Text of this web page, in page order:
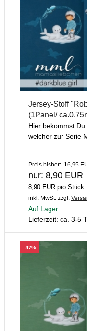
Jersey-Stoff
(1Panel/
Hier bekommst
welcher zur Serie
Preis bisher: 16,95
nur: 8,90 EUR
8,90 EUR pro Stück
inkl. MwSt. zzgl.
Auf Lager
Lieferzeit: ca. 3-5
-47%